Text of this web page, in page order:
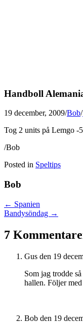
Handboll
19 december, 2009/Bob/
Tog 2 units på Lemgo -
/Bob
Posted in Speltips
Bob
Posts
navigation
← Spanien
Bandysöndag →
7
Gus den 19
Som jag trodde
hallen. Följer
Bob den 19